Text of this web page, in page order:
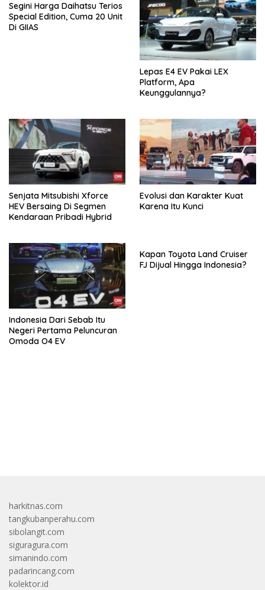
Segini Harga Daihatsu Terios
Special Edition, Cuma 20 Unit
Di GIIAS
Lepas E4 EV Pakai LEX
Platform, Apa
Keunggulannya?
Senjata Mitsubishi Xforce
HEV Bersaing Di Segmen
Kendaraan Pribadi Hybrid
Evolusi dan Karakter Kuat
Karena Itu Kunci
Indonesia Dari Sebab Itu
Negeri Pertama Peluncuran
Omoda O4 EV
Kapan Toyota Land Cruiser
FJ Dijual Hingga Indonesia?
harkitnas.com
tangkubanperahu.com
sibolangit.com
siguragura.com
simanindo.com
padarincang.com
kolektor.id